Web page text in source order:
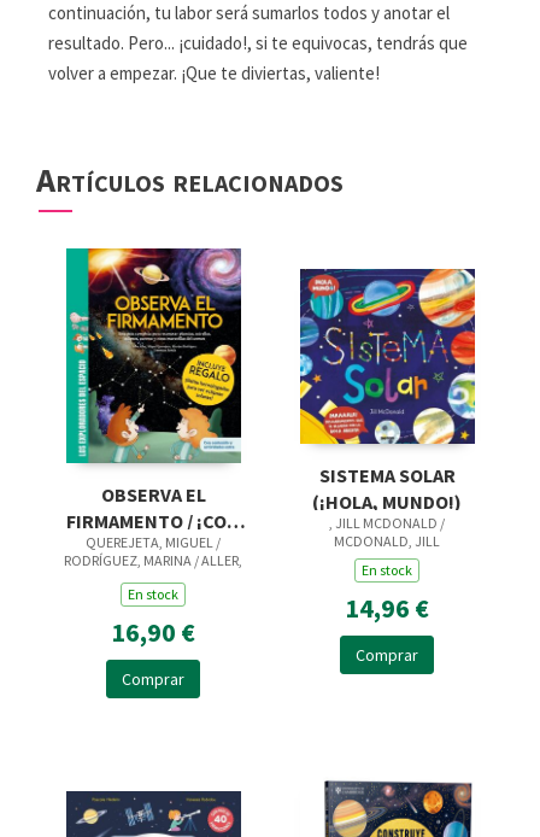
continuación, tu labor será sumarlos todos y anotar el
resultado. Pero... ¡cuidado!, si te equivocas, tendrás que
volver a empezar. ¡Que te diviertas, valiente!
Artículos relacionados
OBSERVA EL
FIRMAMENTO / ¡CON
PÓSTER DE REGALO!
UNA COMPLETA GUÍA
PARA RECONOCER
QUEREJETA, MIGUEL /
RODRÍGUEZ, MARINA / ALLER,
ALBA
En stock
16,90 €
Comprar
SISTEMA SOLAR
(¡HOLA, MUNDO!)
, JILL MCDONALD /
MCDONALD, JILL
En stock
14,96 €
Comprar